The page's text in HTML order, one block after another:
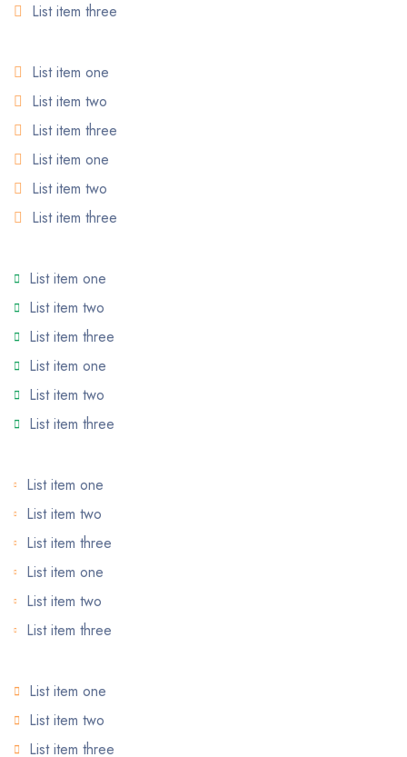
List item three
List item one
List item two
List item three
List item one
List item two
List item three
List item one
List item two
List item three
List item one
List item two
List item three
List item one
List item two
List item three
List item one
List item two
List item three
List item one
List item two
List item three